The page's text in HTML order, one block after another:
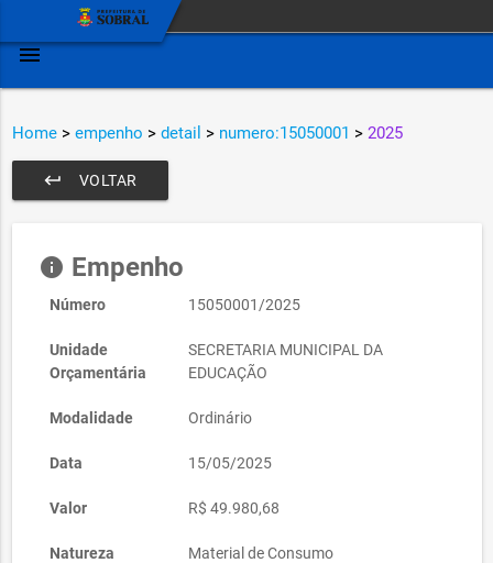
menu
Home > empenho > detail > numero:15050001 > 2025
VOLTAR
keyboard_return
info Empenho
Número 15050001/2025
Unidade
Orçamentária
SECRETARIA MUNICIPAL DA
EDUCAÇÃO
Modalidade Ordinário
Data 15/05/2025
Valor R$ 49.980,68
Natureza Material de Consumo